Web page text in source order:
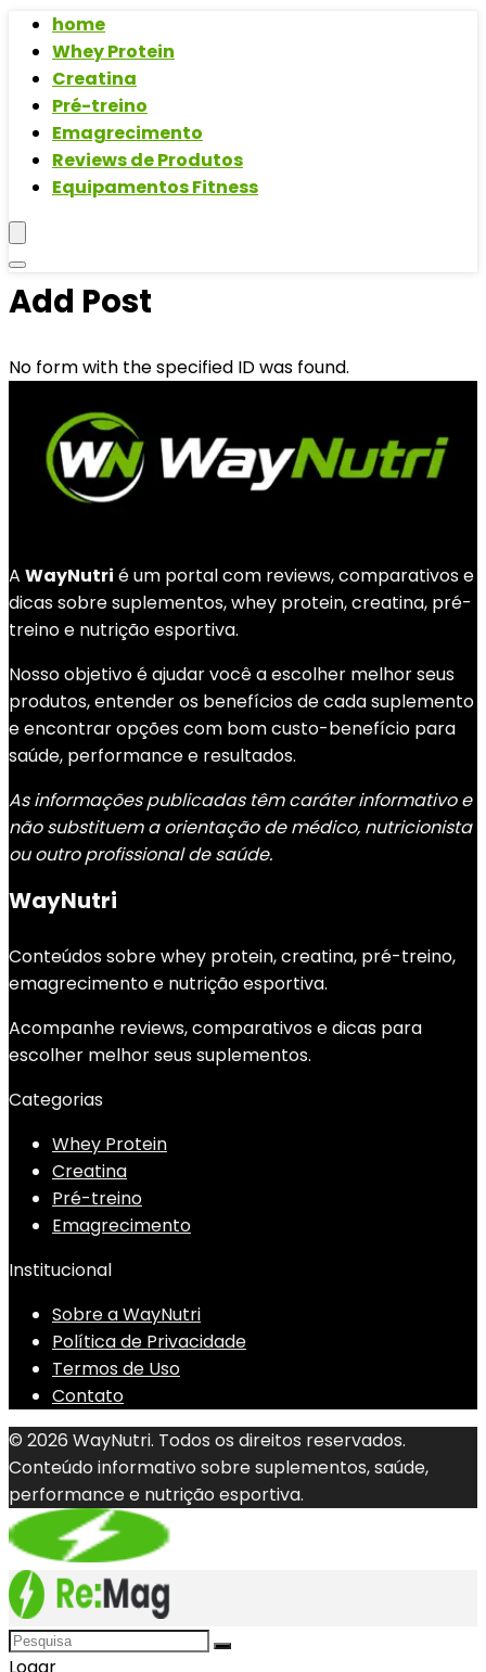
home
Whey Protein
Creatina
Pré-treino
Emagrecimento
Reviews de Produtos
Equipamentos Fitness
Add Post
No form with the specified ID was found.
A WayNutri é um portal com reviews, comparativos e
dicas sobre suplementos, whey protein, creatina, pré-
treino e nutrição esportiva.
Nosso objetivo é ajudar você a escolher melhor seus
produtos, entender os benefícios de cada suplemento
e encontrar opções com bom custo-benefício para
saúde, performance e resultados.
As informações publicadas têm caráter informativo e
não substituem a orientação de médico, nutricionista
ou outro profissional de saúde.
WayNutri
Conteúdos sobre whey protein, creatina, pré-treino,
emagrecimento e nutrição esportiva.
Acompanhe reviews, comparativos e dicas para
escolher melhor seus suplementos.
Categorias
Whey Protein
Creatina
Pré-treino
Emagrecimento
Institucional
Sobre a WayNutri
Política de Privacidade
Termos de Uso
Contato
© 2026 WayNutri. Todos os direitos reservados.
Conteúdo informativo sobre suplementos, saúde,
performance e nutrição esportiva.